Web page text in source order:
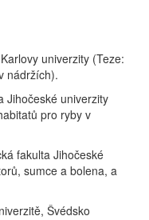
univerzity (Teze:
nádržích).
Jihočeské univerzity
pro ryby v
fakulta Jihočeské
sumce a bolena, a
Švédsko